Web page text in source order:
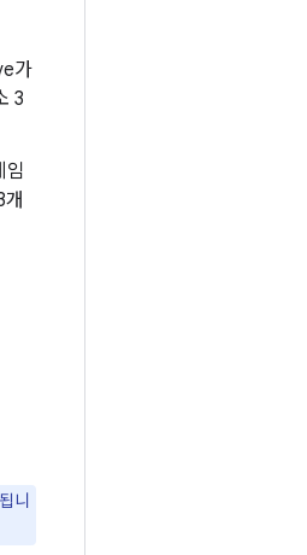
가
3
임
니